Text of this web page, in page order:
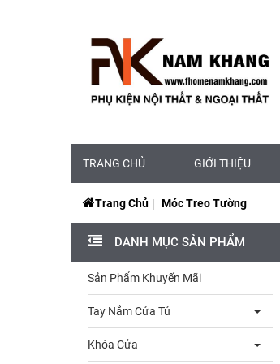
TRANG CHỦ GIỚI THIỆU
Trang Chủ Móc Treo Tường
DANH MỤC SẢN PHẨM
Sản Phẩm Khuyến Mãi
Tay Nắm Cửa Tủ
Khóa Cửa